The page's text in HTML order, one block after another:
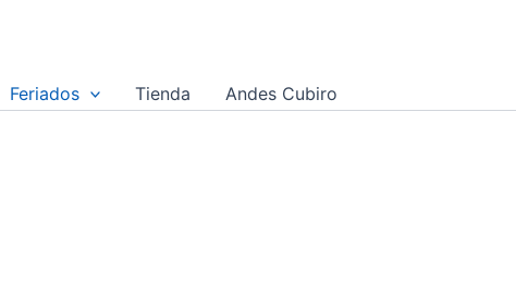
Feriados Tienda Andes Cubiro